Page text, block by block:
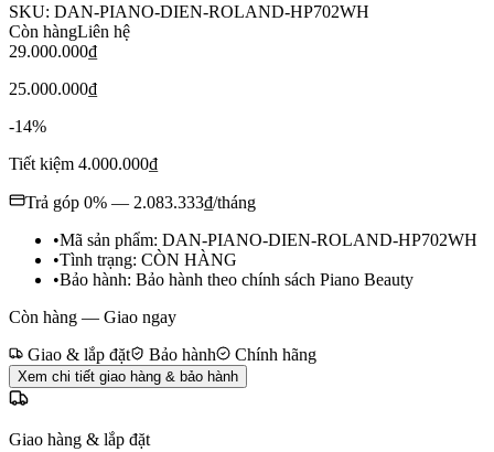
SKU: DAN-PIANO-DIEN-ROLAND-HP702WH
Còn hàngLiên hệ
29.000.000₫
25.000.000₫
-14%
Tiết kiệm 4.000.000₫
Trả góp 0% — 2.083.333₫/tháng
•Mã sản phẩm: DAN-PIANO-DIEN-ROLAND-HP702WH
•Tình trạng: CÒN HÀNG
•Bảo hành: Bảo hành theo chính sách Piano Beauty
Còn hàng — Giao ngay
Giao & lắp đặt
Bảo hành Chính hãng
Xem chi tiết giao hàng & bảo hành
Giao hàng & lắp đặt